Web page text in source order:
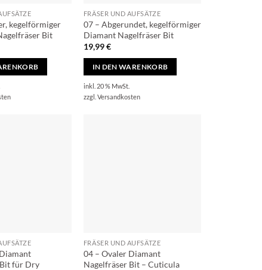
gewählt
werden
kegelförmiger
Bit
FRÄSER UND AUFSÄTZE
07 – Abgerundet, kegelförmiger
Diamant Nagelfräser Bit
19,99€
IN DEN WARENKORB
inkl. 20 % MwSt.
zzgl. Versandkosten
für Dry
FRÄSER UND AUFSÄTZE
04 – Ovaler Diamant
Nagelfräser Bit – Cuticula